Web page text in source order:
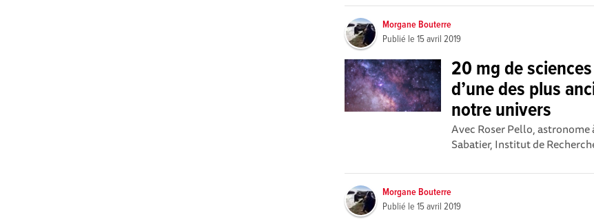
Morgane Bouterre
Publié le15 avril 2019
20 mg de
d’une des plus
notre univers
Avec Roser Pello, astronome
Sabatier, Institut de
Morgane Bouterre
Publié le15 avril 2019